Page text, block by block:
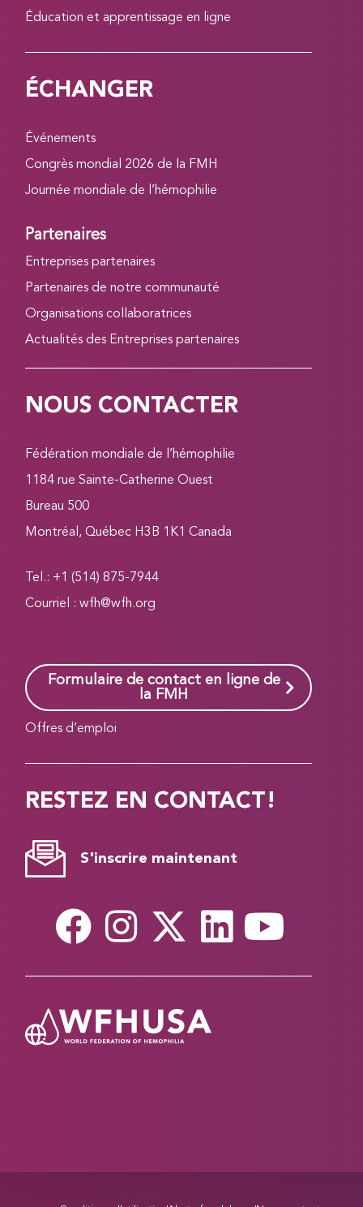
Éducation et apprentissage en ligne
ÉCHANGER
Événements
Congrès mondial 2026 de la FMH
Journée mondiale de l’hémophilie
Partenaires
Entreprises partenaires
Partenaires de notre communauté
Organisations collaboratrices
Actualités des Entreprises partenaires
NOUS CONTACTER
Fédération mondiale de l’hémophilie
1184 rue Sainte-Catherine Ouest
Bureau 500
Montréal, Québec H3B 1K1 Canada
Tel.: +1 (514) 875-7944
Courriel :wfh@wfh.org
Formulaire de contact en ligne de
la FMH
Offres d’emploi
RESTEZ EN CONTACT!
S'inscrire maintenant